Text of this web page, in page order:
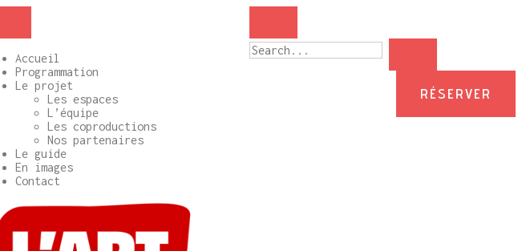
Accueil
Programmation
Le projet
Les espaces
L’équipe
Les coproductions
Nos partenaires
Le guide
En images
Contact
RÉSERVER